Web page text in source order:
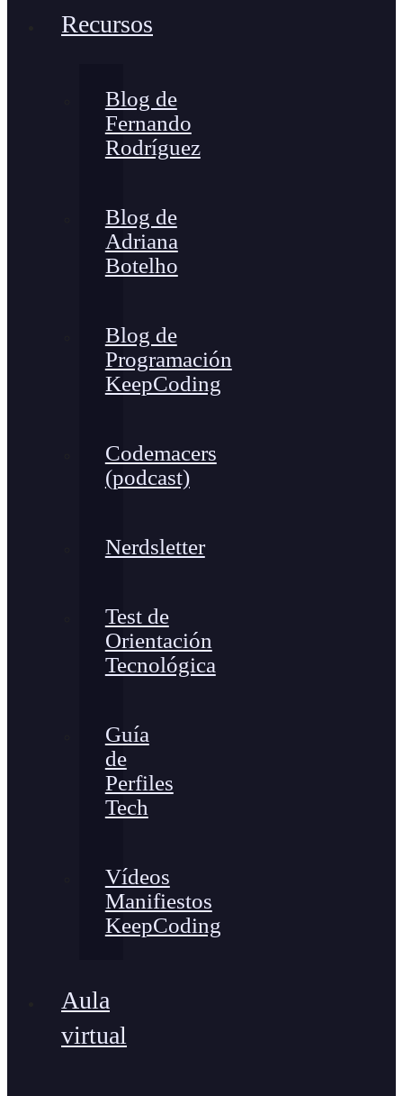
Recursos
Blog de
Fernando
Rodríguez
Blog de
Adriana
Botelho
Blog de
Programación
KeepCoding
Codemacers
(podcast)
Nerdsletter
Test de
Orientación
Tecnológica
Guía
de
Perfiles
Tech
Vídeos
Manifiestos
KeepCoding
Aula
virtual